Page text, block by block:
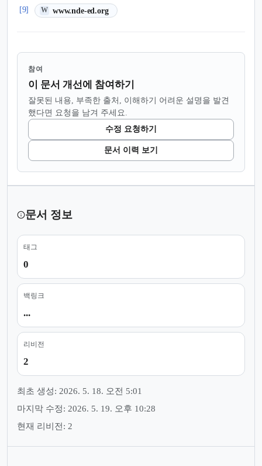
[9] W www.nde-ed.org
(새 탭에서 열림)
참여
이 문서 개선에 참여하기
잘못된 내용, 부족한 출처, 이해하기 어려운 설명을 발견
했다면 요청을 남겨 주세요.
수정 요청하기
문서 이력 보기
문서 정보
태그
0
백링크
...
리비전
2
최초 생성: 2026. 5. 18. 오전 5:01
마지막 수정: 2026. 5. 19. 오후 10:28
현재 리비전: 2